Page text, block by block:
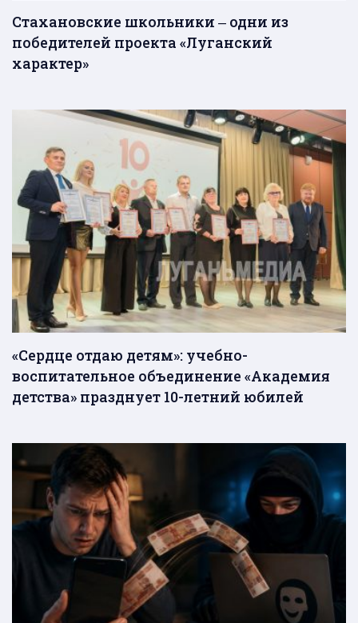
Стахановские школьники ‒ одни из
победителей проекта «Луганский
характер»
«Сердце отдаю детям»: учебно-
воспитательное объединение «Академия
детства» празднует 10-летний юбилей